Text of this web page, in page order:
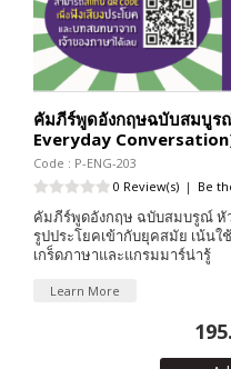
คัมภีร์พูดอังกฤษฉบับสมบู
Everyday
Code : P-ENG-203
0 Review(s) | Be
คัมภีร์พูดอังกฤษ ฉบับสมบรูณ์
รูปประโยคเข้ากับยุคสมัย เน้นใ
เกร็ดภาษาและแกรมมาร์น่ารู้
Learn More